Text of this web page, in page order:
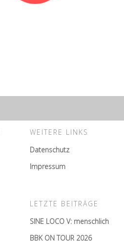
WEITERE LINKS
Datenschutz
Impressum
LETZTE BEITRÄGE
SINE LOCO V: menschlich
BBK ON TOUR 2026